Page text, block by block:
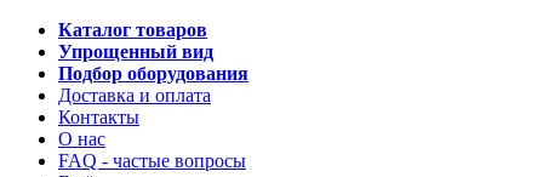
Каталог товаров
Упрощенный вид
Подбор оборудования
Доставка и оплата
Контакты
О нас
FAQ - частые вопросы